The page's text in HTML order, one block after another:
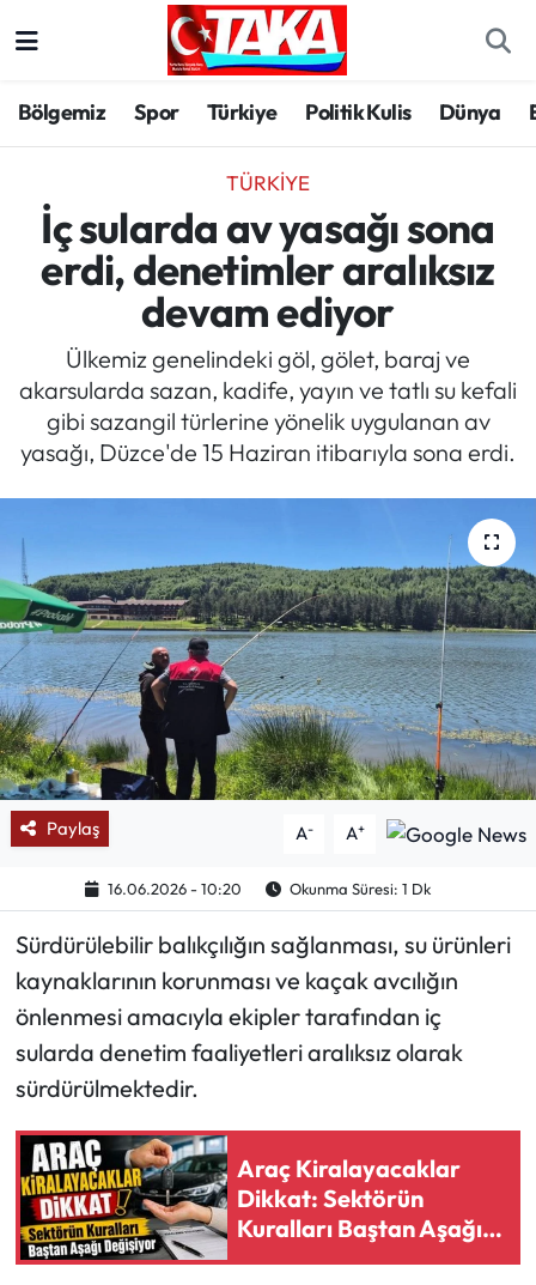
Bölgemiz Spor Türkiye Politik Kulis Dünya
TÜRKIYE
İç sularda av yasağı sona
erdi, denetimler aralıksız
devam ediyor
Ülkemiz genelindeki göl, gölet, baraj ve
akarsularda sazan, kadife, yayın ve tatlı su kefali
gibi sazangil türlerine yönelik uygulanan av
yasağı, Düzce'de 15 Haziran itibarıyla sona erdi.
Paylaş A- A+
16.06.2026 - 10:20 Okunma Süresi: 1 Dk
Sürdürülebilir balıkçılığın sağlanması, su ürünleri
kaynaklarının korunması ve kaçak avcılığın
önlenmesi amacıyla ekipler tarafından iç
sularda denetim faaliyetleri aralıksız olarak
sürdürülmektedir.
Araç Kiralayacaklar
Dikkat: Sektörün
Kuralları Baştan Aşağı
Değişiyor
Spor
Türkiye
Kültür/Sanat
Politik Kulis
Dünya
Mektup Galeri
Röportaj
Manşet
Köşe Yazıları
Karikatür Galeri
BIK
ASTROLOJİ
Spor Yazıları
Mektup Galeri
Ekonomi
Sağlık
Turizm
Trabzon Hava Durumu
Trabzon Trafik Yoğunluk Haritası
Süper Lig Puan Durumu ve Fikstür
Tüm Manşetler
Son Dakika Haberleri
Haber Arşivi